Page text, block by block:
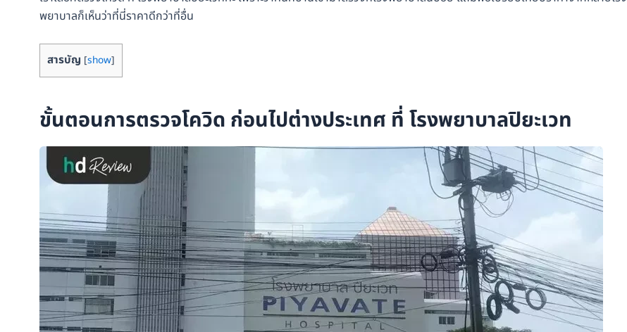
พยาบาลก็เห็นว่าที่นี่ราคาดีกว่าที่อื่น
สารบัญ [show]
ขั้นตอนการตรวจโควิด ก่อนไปต่างประเทศ ที่ โรงพยาบาลปิยะเวท